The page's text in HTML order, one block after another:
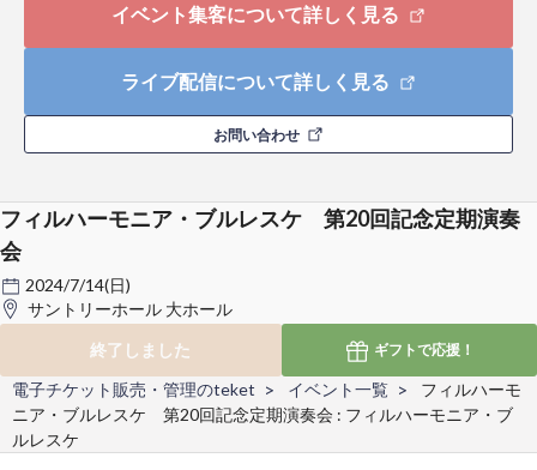
イベント集客について詳しく見る
ライブ配信について詳しく見る
お問い合わせ
フィルハーモニア・ブルレスケ 第20回記念定期演奏
会
2024/7/14(日)
サントリーホール 大ホール
終了しました
ギフトで応援！
電子チケット販売・管理のteket イベント一覧
フィルハーモ
ニア・ブルレスケ 第20回記念定期演奏会 : フィルハーモニア・ブ
ルレスケ